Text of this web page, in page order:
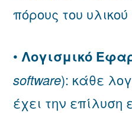
πόρους του
• Λογισμικό
software): κάθε
έχει την επίλυση